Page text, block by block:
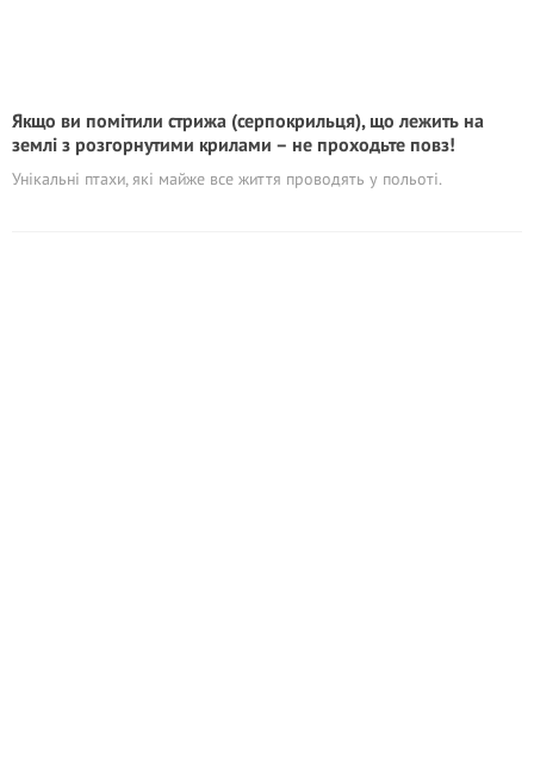
Якщо ви помітили стрижа (серпокрильця), що лежить на
землі з розгорнутими крилами – не проходьте повз!
Унікальні птахи, які майже все життя проводять у польоті.